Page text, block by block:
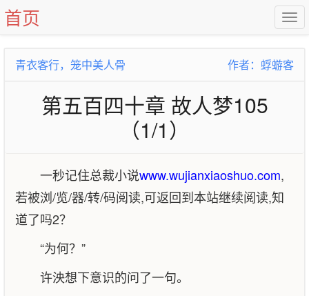
首页
青衣客行，笼中美人骨 作者：蜉蝣客
第五百四十章 故人梦105
（1/1）
一秒记住总裁小说www.wujianxiaoshuo.com,
若被浏/览/器/转/码阅读,可返回到本站继续阅读,知
道了吗2？
“为何？”
许泱想下意识的问了一句。